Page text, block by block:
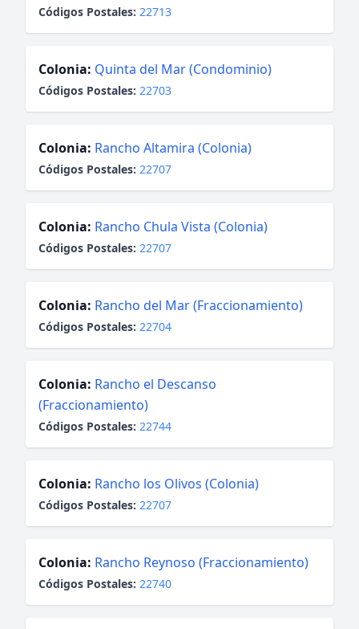
Códigos Postales: 22713
Colonia: Quinta del Mar (Condominio)
Códigos Postales: 22703
Colonia: Rancho Altamira (Colonia)
Códigos Postales: 22707
Colonia: Rancho Chula Vista (Colonia)
Códigos Postales: 22707
Colonia: Rancho del Mar (Fraccionamiento)
Códigos Postales: 22704
Colonia: Rancho el Descanso
(Fraccionamiento)
Códigos Postales: 22744
Colonia: Rancho los Olivos (Colonia)
Códigos Postales: 22707
Colonia: Rancho Reynoso (Fraccionamiento)
Códigos Postales: 22740